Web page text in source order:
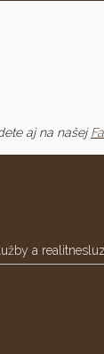
aj na našej
a